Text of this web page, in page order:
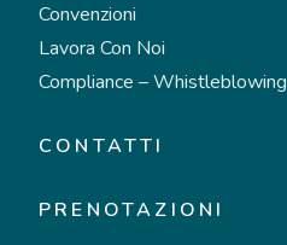
Convenzioni
Lavora Con Noi
Compliance – Whistleblowing
CONTATTI
PRENOTAZIONI